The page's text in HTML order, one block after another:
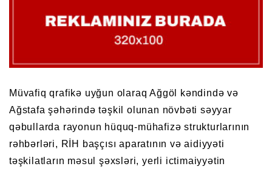
Müvafiq qrafikə uyğun olaraq Ağgöl kəndində və
Ağstafa şəhərində təşkil olunan növbəti səyyar
qəbullarda rayonun hüquq-mühafizə strukturlarının
rəhbərləri, RİH başçısı aparatının və aidiyyəti
təşkilatların məsul şəxsləri, yerli ictimaiyyətin